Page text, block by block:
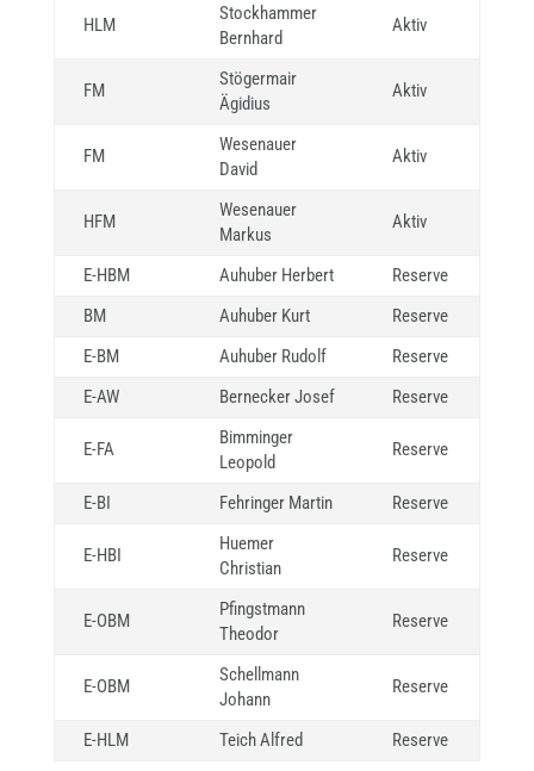
HLM
Stockhammer
Bernhard
Aktiv
FM
Stögermair
Ägidius
Aktiv
FM
Wesenauer
David
Aktiv
HFM
Wesenauer
Markus
Aktiv
E-HBM Auhuber Herbert
Reserve
BM
Auhuber Kurt
Reserve
E-BM
Auhuber Rudolf
Reserve
E-AW
Bernecker Josef Reserve
E-FA
Bimminger
Leopold
Reserve
E-BI Fehringer Martin Reserve
E-HBI
Huemer
Christian
Reserve
E-OBM
Pfingstmann
Theodor
Reserve
E-OBM
Schellmann
Johann
Reserve
E-HLM Teich Alfred Reserve